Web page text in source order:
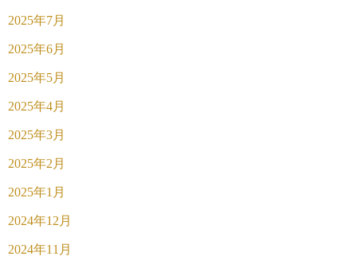
2025年7月
2025年6月
2025年5月
2025年4月
2025年3月
2025年2月
2025年1月
2024年12月
2024年11月